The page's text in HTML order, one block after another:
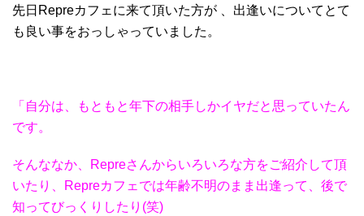
先日Repreカフェに来て頂いた方が 、出逢いについてとて
も良い事をおっしゃっていました。
「自分は、もともと年下の相手しかイヤだと思っていたん
です。
そんななか、Repreさんからいろいろな方をご紹介して頂
いたり、
Repreカフェでは年齢不明のまま出逢って、後で
知ってびっくりしたり(笑)